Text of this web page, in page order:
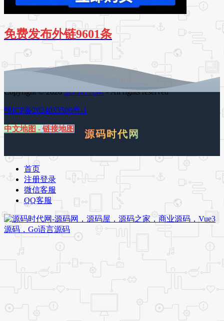
免费发布外链9601条
Copyright © 2026源码时代网- All rights reserved
赣ICP备2024033506号-1
中文地图 - 链接地图 源码时代网
首页
注册登录
微信客服
QQ客服